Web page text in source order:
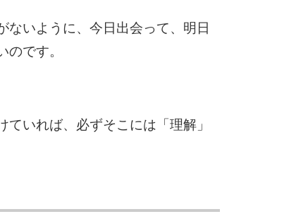
ないように、今日出会って、明日
です。
いれば、必ずそこには「理解」